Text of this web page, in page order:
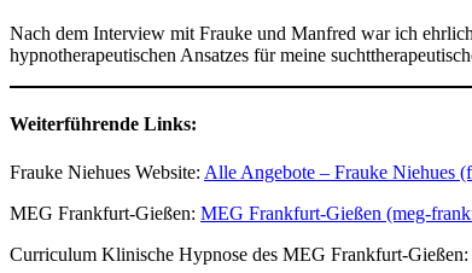
Nach dem Interview mit Frauke und Manfred war ich
hypnotherapeutischen Ansatzes für meine
Weiterführende Links:
Frauke Niehues Website: Alle Angebote – Frauke Niehues
MEG Frankfurt-Gießen: MEG Frankfurt-Gießen (meg-
Curriculum Klinische Hypnose des MEG Frankfurt-Gießen: